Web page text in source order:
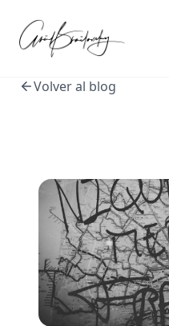
Volver al blog